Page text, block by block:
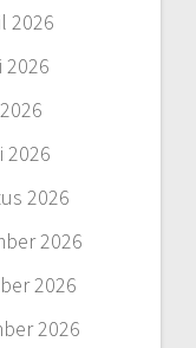
2026
2026
2026
2026
2026
2026
2026